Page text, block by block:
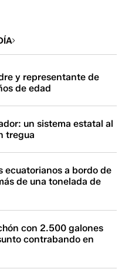
y representante de
de edad
un sistema estatal al
tregua
ecuatorianos a bordo de
de una tonelada de
con 2.500 galones
contrabando en